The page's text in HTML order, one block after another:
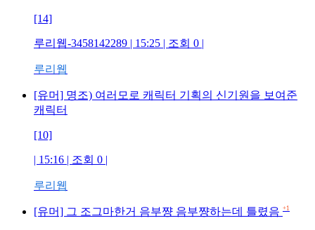
[14]
루리웹-3458142289 | 15:25 | 조회 0 |
루리웹
[유머] 명조) 여러모로 캐릭터 기획의 신기원을 보여준
캐릭터
[10]
| 15:16 | 조회 0 |
루리웹
[유머] 그 조그마한거 음부쨩 음부쨩하는데 틀렸음 +1